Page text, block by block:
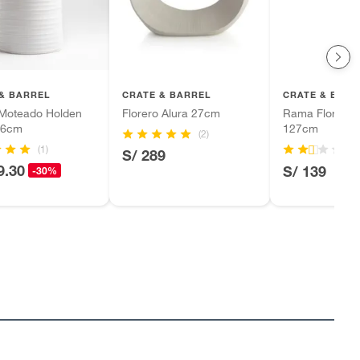
BARREL
Holden
(1)
-30%
CRATE & BARREL
Florero Alura 27cm
(2)
S/ 289
CRATE &
Rama Flor
127cm
S/ 139